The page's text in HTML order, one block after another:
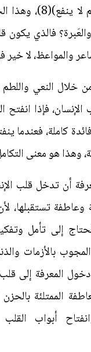
وعين لا تدمع، وعلم
فالذي يكون
والمواعظ، لا خير
خلال النعي واللطم
فإذا انفتح
كاملة، فعندما
وهذا هو معنى
أن تدخل قلب
تستقبلها،
إلى تأمل
بالأزمات
المعرفة إلى
الممتلئة
أبواب